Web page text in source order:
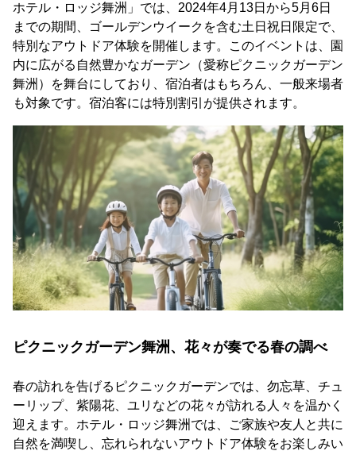
ホテル・ロッジ舞洲」では、2024年4月13日から5月6日
までの期間、ゴールデンウイークを含む土日祝日限定で、
特別なアウトドア体験を開催します。このイベントは、園
内に広がる自然豊かなガーデン（愛称ピクニックガーデン
舞洲）を舞台にしており、宿泊者はもちろん、一般来場者
も対象です。宿泊客には特別割引が提供されます。
ピクニックガーデン舞洲、花々が奏でる春の調べ
春の訪れを告げるピクニックガーデンでは、勿忘草、チュ
ーリップ、紫陽花、ユリなどの花々が訪れる人々を温かく
迎えます。ホテル・ロッジ舞洲では、ご家族や友人と共に
自然を満喫し、忘れられないアウトドア体験をお楽しみい